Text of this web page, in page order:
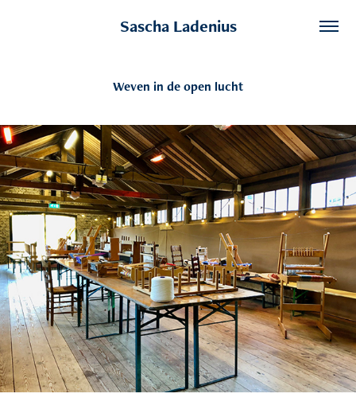
Sascha Ladenius
Weven in de open lucht